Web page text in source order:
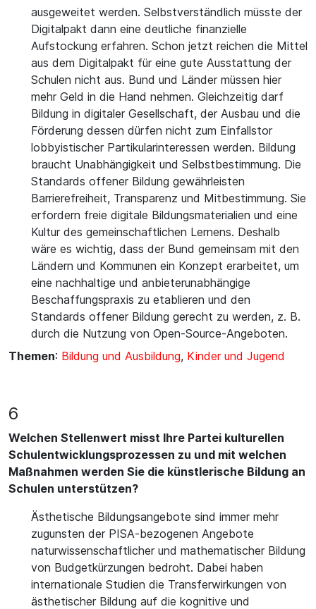
ausgeweitet werden. Selbstverständlich müsste der
Digitalpakt dann eine deutliche finanzielle
Aufstockung erfahren. Schon jetzt reichen die Mittel
aus dem Digitalpakt für eine gute Ausstattung der
Schulen nicht aus. Bund und Länder müssen hier
mehr Geld in die Hand nehmen. Gleichzeitig darf
Bildung in digitaler Gesellschaft, der Ausbau und die
Förderung dessen dürfen nicht zum Einfallstor
lobbyistischer Partikularinteressen werden. Bildung
braucht Unabhängigkeit und Selbstbestimmung. Die
Standards offener Bildung gewährleisten
Barrierefreiheit, Transparenz und Mitbestimmung. Sie
erfordern freie digitale Bildungsmaterialien und eine
Kultur des gemeinschaftlichen Lernens. Deshalb
wäre es wichtig, dass der Bund gemeinsam mit den
Ländern und Kommunen ein Konzept erarbeitet, um
eine nachhaltige und anbieterunabhängige
Beschaffungspraxis zu etablieren und den
Standards offener Bildung gerecht zu werden, z. B.
durch die Nutzung von Open-Source-Angeboten.
Themen: Bildung und Ausbildung, Kinder und Jugend
6
Welchen Stellenwert misst Ihre Partei kulturellen
Schulentwicklungsprozessen zu und mit welchen
Maßnahmen werden Sie die künstlerische Bildung an
Schulen unterstützen?
Ästhetische Bildungsangebote sind immer mehr
zugunsten der PISA-bezogenen Angebote
naturwissenschaftlicher und mathematischer Bildung
von Budgetkürzungen bedroht. Dabei haben
internationale Studien die Transferwirkungen von
ästhetischer Bildung auf die kognitive und